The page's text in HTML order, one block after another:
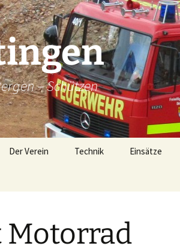
– Schützen
Der Verein
Historische
Brandkatatstrophen
Technik
Gerätehaus
Einsätze
Motorrad